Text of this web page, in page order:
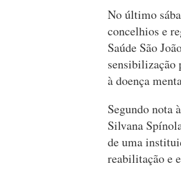
No último
concelhios e
Saúde São
sensibilização
à doença
Segundo nota
Silvana
de uma
reabilitação e